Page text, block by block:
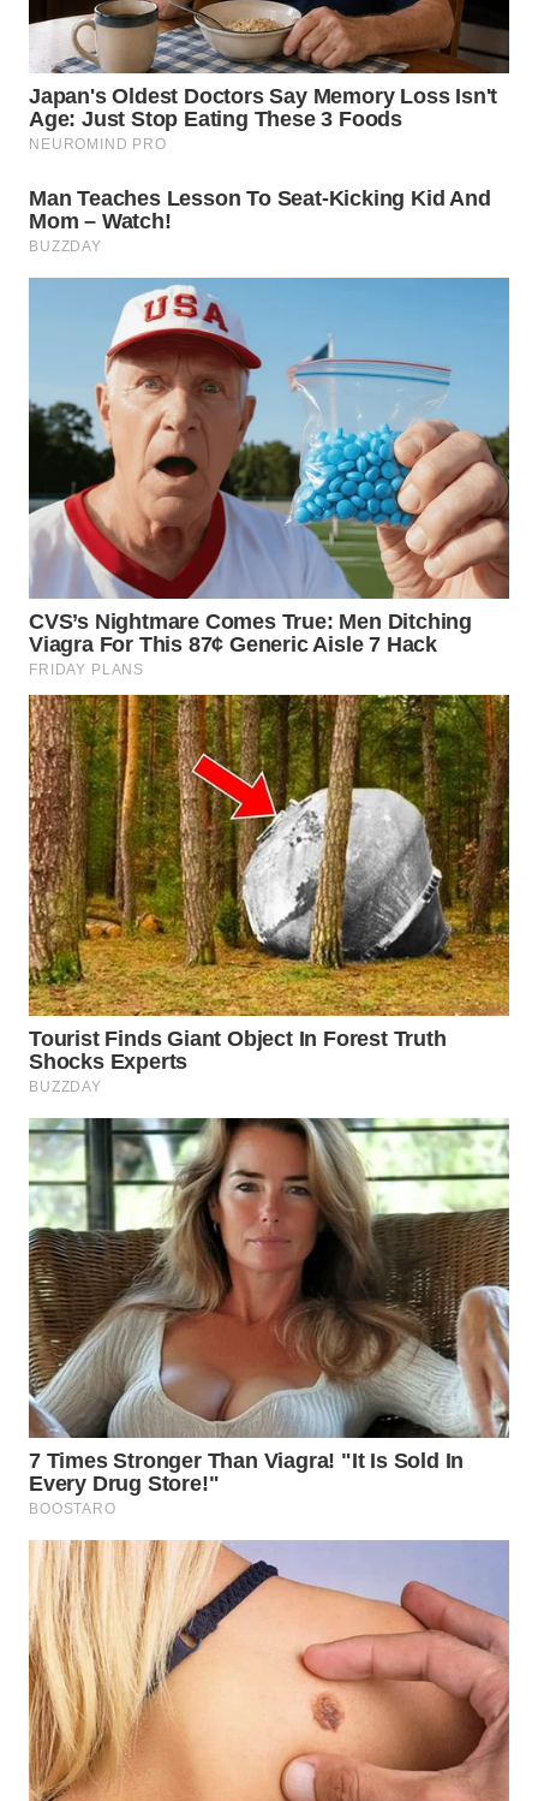
WN
PRIANGAN
TIMUR
WN
SEMARANG
WN
SOLO
BOROBUDUR
WN
MADURA
WN
SURABAYA
WN
NATUNA
WN
WN
MANDALIKA
WN
LIKUPANG
WN
LABUANBAJO
WN
BORNEO
Media
Group
WAHANA
NEWS
WAHANA
TANI
WAHANA
ADVOKAT
WAHANA
INFRASTRUKTUR
WAHANA
KONSUMEN
WAHANA
LISTRIK
WAHANA
TRAVEL